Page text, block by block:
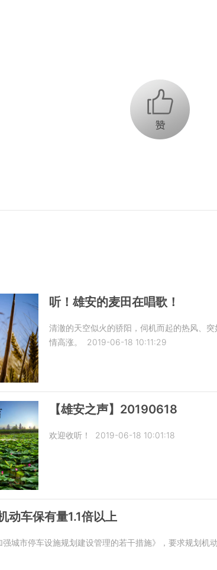
+1
听！雄安的麦田在唱歌！
清澈的天空似火的骄阳，伺机而起的热风、
情高涨。
2019-06-18 10:11:29
【雄安之声】20190618
欢迎收听！ 2019-06-18 10:01:18
动车保有量1.1倍以上
城市停车设施规划建设管理的若干措施》，要求规划机